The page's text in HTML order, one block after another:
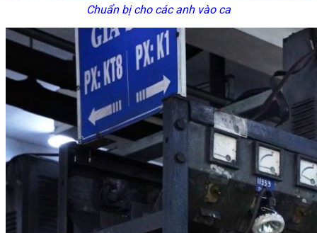
Chuẩn bị cho các anh vào ca